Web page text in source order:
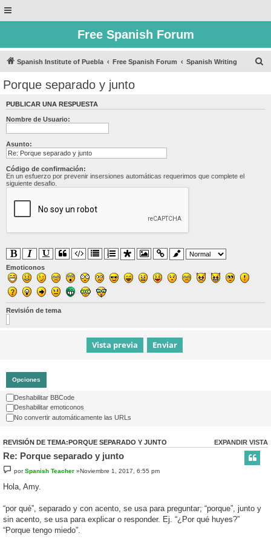
Free Spanish Forum
Spanish Institute of Puebla Free Spanish Forum Spanish Writing
Porque separado y junto
PUBLICAR UNA RESPUESTA
Nombre de Usuario:
Asunto:
Código de confirmación:
En un esfuerzo por prevenir insersiones automáticas requerimos que complete el
siguiente desafio.
Emoticonos
Revisión de tema
Opciones
Deshabilitar BBCode
Deshabilitar emoticonos
No convertir automáticamente las URLs
EXPANDIR VISTA
REVISIÓN DE TEMA:PORQUE SEPARADO Y JUNTO
Re: Porque separado y junto
porSpanish Teacher »Noviembre 1, 2017, 6:55 pm
Hola, Amy.
“por qué”, separado y con acento, se usa para preguntar; “porque”, junto y
sin acento, se usa para explicar o responder. Ej. “¿Por qué huyes?”
“Porque tengo miedo”.